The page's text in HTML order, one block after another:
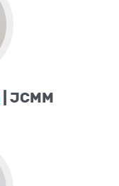
| JCMM